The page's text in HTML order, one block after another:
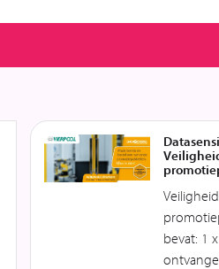
bevat: 1